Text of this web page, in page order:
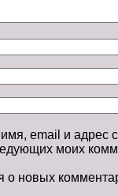
email и адрес
моих
о новых